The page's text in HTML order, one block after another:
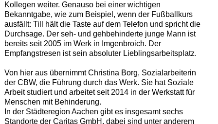
Kollegen weiter. Genauso bei einer wichtigen
Bekanntgabe, wie zum Beispiel, wenn der Fußballkurs
ausfällt: Till hält die Taste auf dem Telefon und spricht die
Durchsage. Der seh- und gehbehinderte junge Mann ist
bereits seit 2005 im Werk in Imgenbroich. Der
Empfangstresen ist sein absoluter Lieblingsarbeitsplatz.
Von hier aus übernimmt Christina Borg, Sozialarbeiterin
der CBW, die Führung durch das Werk. Sie hat Soziale
Arbeit studiert und arbeitet seit 2014 in der Werkstatt für
Menschen mit Behinderung.
In der Städteregion Aachen gibt es insgesamt sechs
Standorte der Caritas GmbH, dabei sind unter anderem